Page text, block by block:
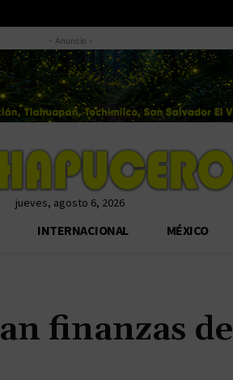
- Anuncio -
jueves, agosto 6, 2026
INTERNACIONAL MÉXICO
finanzas de